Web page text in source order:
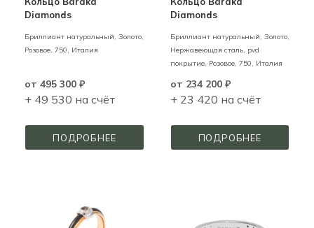
Diamonds
Бриллиант натуральный, Золото,
Розовое, 750, Италия
от 495 300 ₽
+ 49 530 на счёт
ПОДРОБНЕЕ
Diamonds
Бриллиант натуральный, Золото,
Нержавеющая сталь, pvd
покрытие, Розовое, 750, Италия
от 234 200 ₽
+ 23 420 на счёт
ПОДРОБНЕЕ